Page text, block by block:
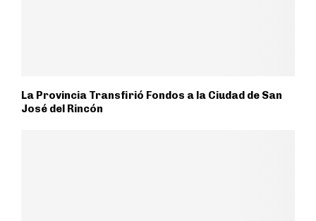
La Provincia Transfirió Fondos a la Ciudad de San
José del Rincón